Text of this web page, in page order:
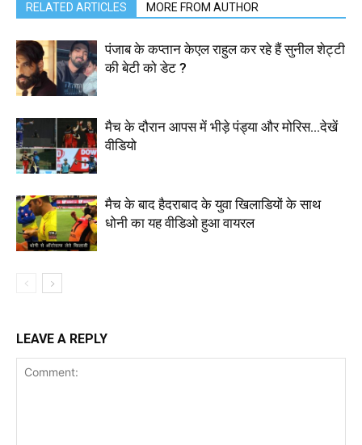
RELATED ARTICLES MORE FROM AUTHOR
पंजाब के कप्तान केएल राहुल कर रहे हैं सुनील शेट्टी
की बेटी को डेट ?
मैच के दौरान आपस में भीड़े पंड्या और मोरिस…देखें
वीडियो
मैच के बाद हैदराबाद के युवा खिलाडियों के साथ
धोनी का यह वीडिओ हुआ वायरल
LEAVE A REPLY